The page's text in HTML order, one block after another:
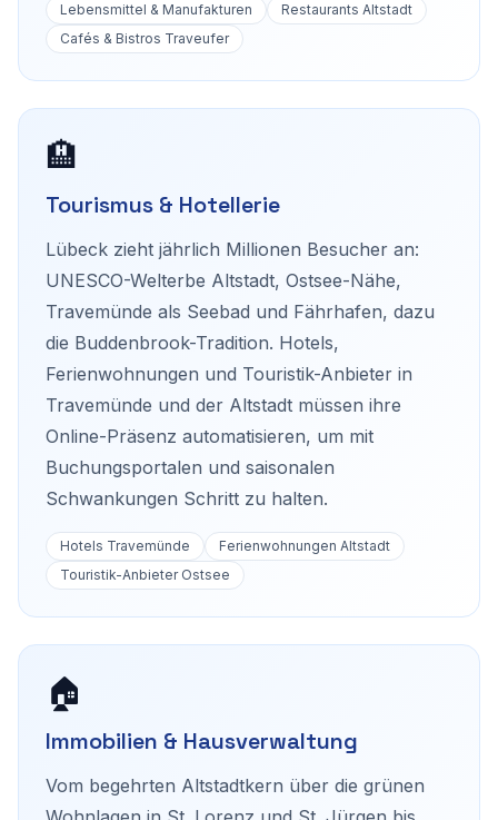
Lebensmittel & Manufakturen
Restaurants Altstadt
Cafés & Bistros Traveufer
🏨
Tourismus & Hotellerie
Lübeck zieht jährlich Millionen Besucher an:
UNESCO-Welterbe Altstadt, Ostsee-Nähe,
Travemünde als Seebad und Fährhafen, dazu
die Buddenbrook-Tradition. Hotels,
Ferienwohnungen und Touristik-Anbieter in
Travemünde und der Altstadt müssen ihre
Online-Präsenz automatisieren, um mit
Buchungsportalen und saisonalen
Schwankungen Schritt zu halten.
Hotels Travemünde
Ferienwohnungen Altstadt
Touristik-Anbieter Ostsee
🏠
Immobilien & Hausverwaltung
Vom begehrten Altstadtkern über die grünen